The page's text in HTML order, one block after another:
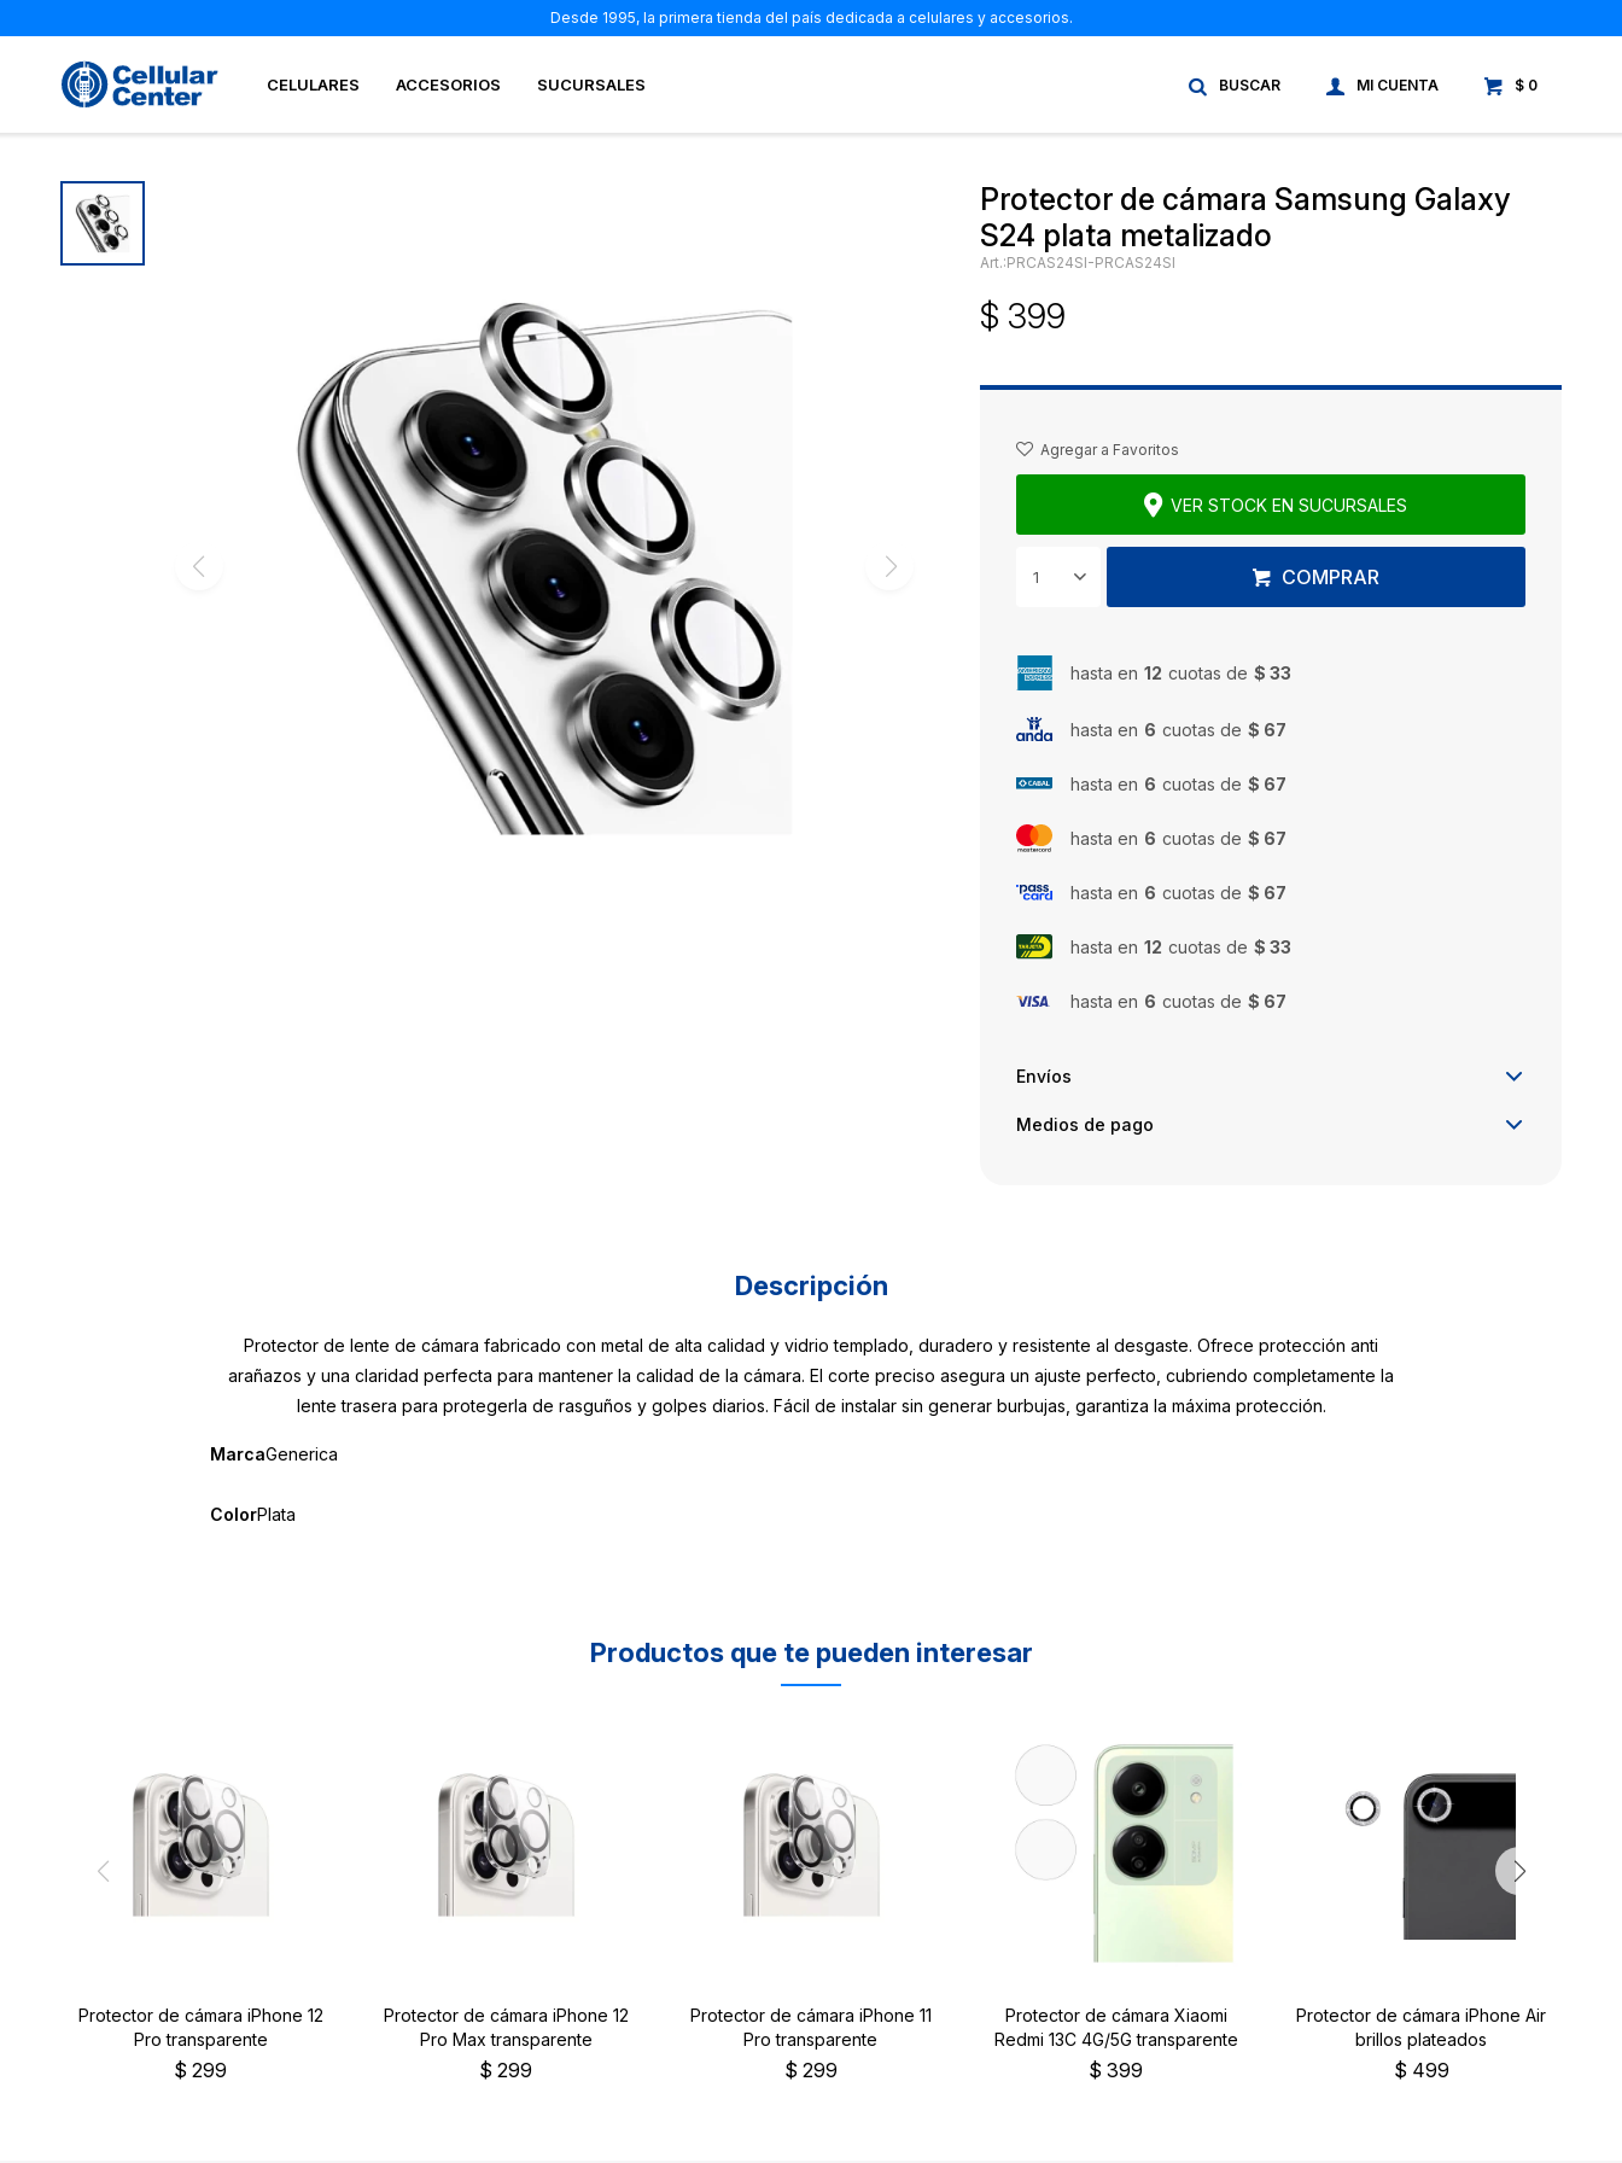
CELULARES ACCESORIOS SUCURSALES $ 0
Desde 1995, la primera tienda del país dedicada a celulares y accesorios.
Protector de cámara Samsung Galaxy
S24 plata metalizado
PRCAS24SI-PRCAS24SI
$ 399
VER STOCK EN SUCURSALES
1 COMPRAR
hasta en 12 cuotas de $ 33
hasta en 6 cuotas de $ 67
hasta en 6 cuotas de $ 67
hasta en 6 cuotas de $ 67
hasta en 6 cuotas de $ 67
hasta en 12 cuotas de $ 33
hasta en 6 cuotas de $ 67
Envíos
Medios de pago
Descripción
Protector de lente de cámara fabricado con metal de alta calidad y vidrio templado, duradero y resistente al desgaste. Ofrece protección anti
arañazos y una claridad perfecta para mantener la calidad de la cámara. El corte preciso asegura un ajuste perfecto, cubriendo completamente la
lente trasera para protegerla de rasguños y golpes diarios. Fácil de instalar sin generar burbujas, garantiza la máxima protección.
MarcaGenerica
ColorPlata
Productos que te pueden interesar
Protector de cámara iPhone 12
Pro transparente
$ 299
Protector de cámara iPhone 12
Pro Max transparente
$ 299
Protector de cámara iPhone 11
Pro transparente
$ 299
Protector de cámara Xiaomi
Redmi 13C 4G/5G transparente
$ 399
Protector de cámara iPhone Air
brillos plateados
$ 499